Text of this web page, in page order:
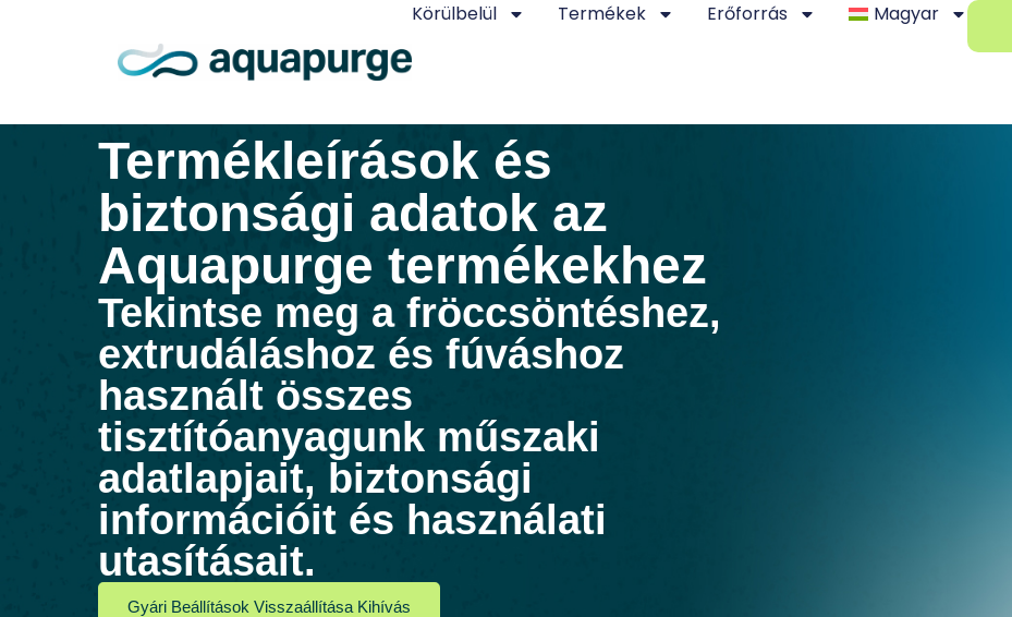
Körülbelül Termékek Erőforrás Magyar
Termékleírások és
biztonsági adatok az
Aquapurge termékekhez
Tekintse meg a fröccsöntéshez,
extrudáláshoz és fúváshoz
használt összes
tisztítóanyagunk műszaki
adatlapjait, biztonsági
információit és használati
utasításait.
Gyári Beállítások Visszaállítása Kihívás